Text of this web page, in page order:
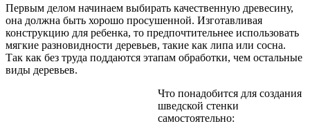
Первым делом начинаем выбирать качественную древесину,
она должна быть хорошо просушенной. Изготавливая
конструкцию для ребенка, то предпочтительнее использовать
мягкие разновидности деревьев, такие как липа или сосна.
Так как без труда поддаются этапам обработки, чем остальные
виды деревьев.
Что понадобится для создания
шведской стенки
самостоятельно: